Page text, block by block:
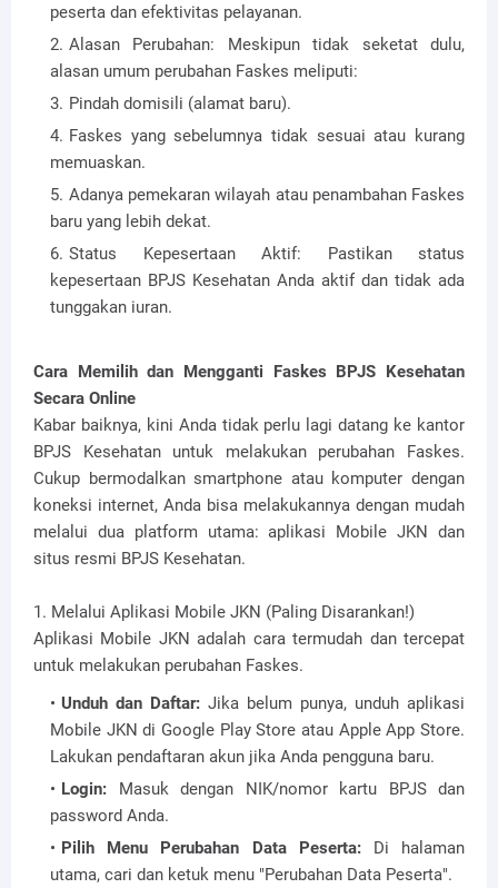
peserta dan efektivitas pelayanan.
Alasan Perubahan: Meskipun tidak seketat dulu,
alasan umum perubahan Faskes meliputi:
Pindah domisili (alamat baru).
Faskes yang sebelumnya tidak sesuai atau kurang
memuaskan.
Adanya pemekaran wilayah atau penambahan Faskes
baru yang lebih dekat.
Status Kepesertaan Aktif: Pastikan status
kepesertaan BPJS Kesehatan Anda aktif dan tidak ada
tunggakan iuran.
Cara Memilih dan Mengganti Faskes BPJS Kesehatan
Secara Online
Kabar baiknya, kini Anda tidak perlu lagi datang ke kantor
BPJS Kesehatan untuk melakukan perubahan Faskes.
Cukup bermodalkan smartphone atau komputer dengan
koneksi internet, Anda bisa melakukannya dengan mudah
melalui dua platform utama: aplikasi Mobile JKN dan
situs resmi BPJS Kesehatan.
1. Melalui Aplikasi Mobile JKN (Paling Disarankan!)
Aplikasi Mobile JKN adalah cara termudah dan tercepat
untuk melakukan perubahan Faskes.
Unduh dan Daftar: Jika belum punya, unduh aplikasi
Mobile JKN di Google Play Store atau Apple App Store.
Lakukan pendaftaran akun jika Anda pengguna baru.
Login: Masuk dengan NIK/nomor kartu BPJS dan
password Anda.
Pilih Menu Perubahan Data Peserta: Di halaman
utama, cari dan ketuk menu "Perubahan Data Peserta".